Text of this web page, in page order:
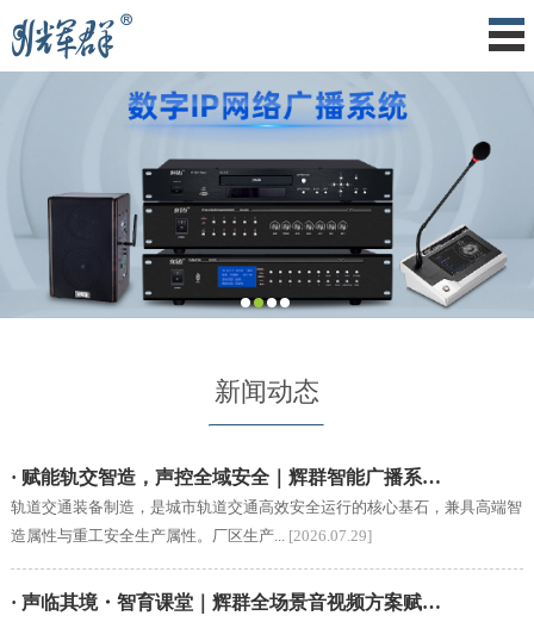
新闻动态
· 赋能轨交智造，声控全域安全｜辉群智能广播系…
轨道交通装备制造，是城市轨道交通高效安全运行的核心基石，兼具高端智
造属性与重工安全生产属性。厂区生产... [2026.07.29]
· 声临其境・智育课堂｜辉群全场景音视频方案赋…